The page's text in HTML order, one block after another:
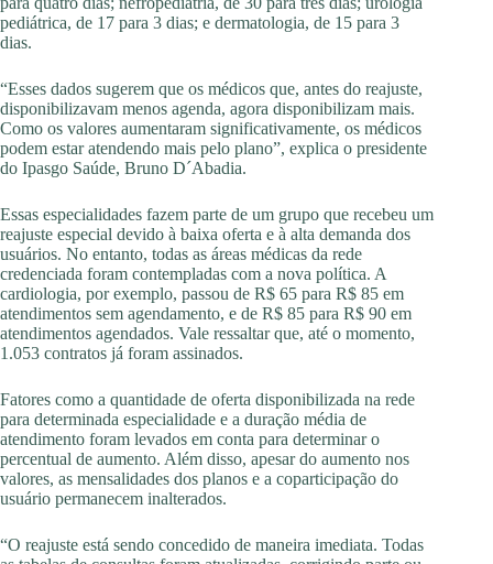
pediátrica, de 17 para 3 dias; e dermatologia, de 15 para 3
dias.
“Esses dados sugerem que os médicos que, antes do reajuste,
disponibilizavam menos agenda, agora disponibilizam mais.
Como os valores aumentaram significativamente, os médicos
podem estar atendendo mais pelo plano”, explica o presidente
do Ipasgo Saúde, Bruno D´Abadia.
Essas especialidades fazem parte de um grupo que recebeu um
reajuste especial devido à baixa oferta e à alta demanda dos
usuários. No entanto, todas as áreas médicas da rede
credenciada foram contempladas com a nova política. A
cardiologia, por exemplo, passou de R$ 65 para R$ 85 em
atendimentos sem agendamento, e de R$ 85 para R$ 90 em
atendimentos agendados. Vale ressaltar que, até o momento,
1.053 contratos já foram assinados.
Fatores como a quantidade de oferta disponibilizada na rede
para determinada especialidade e a duração média de
atendimento foram levados em conta para determinar o
percentual de aumento. Além disso, apesar do aumento nos
valores, as mensalidades dos planos e a coparticipação do
usuário permanecem inalterados.
“O reajuste está sendo concedido de maneira imediata. Todas